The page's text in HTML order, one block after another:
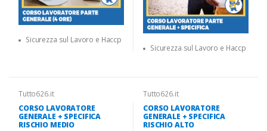
Sicurezza sul Lavoro e Haccp
Sicurezza sul Lavoro e Haccp
Tutto626.it
CORSO LAVORATORE
GENERALE + SPECIFICA
RISCHIO MEDIO
Tutto626.it
CORSO LAVORATORE
GENERALE + SPECIFICA
RISCHIO ALTO